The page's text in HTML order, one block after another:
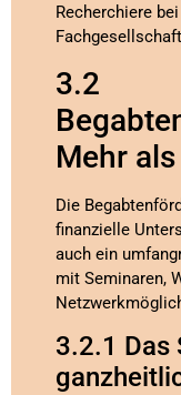
Recherchiere
3.2
Mehr
Die
finanzielle
auch ein
mit Seminaren,
3.2.1 Das